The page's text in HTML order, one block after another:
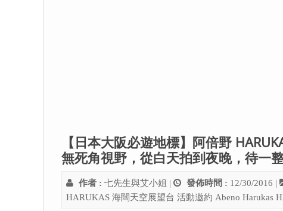
【日本大阪必遊地標】阿倍野
無死角視野，從白天拍到夜晚，待一
作者 : 七先生與艾小姐 | 發佈時間 : 12/30/2016 |
HARUKAS 海闊天空展望台 活動邀約 Abeno Harukas